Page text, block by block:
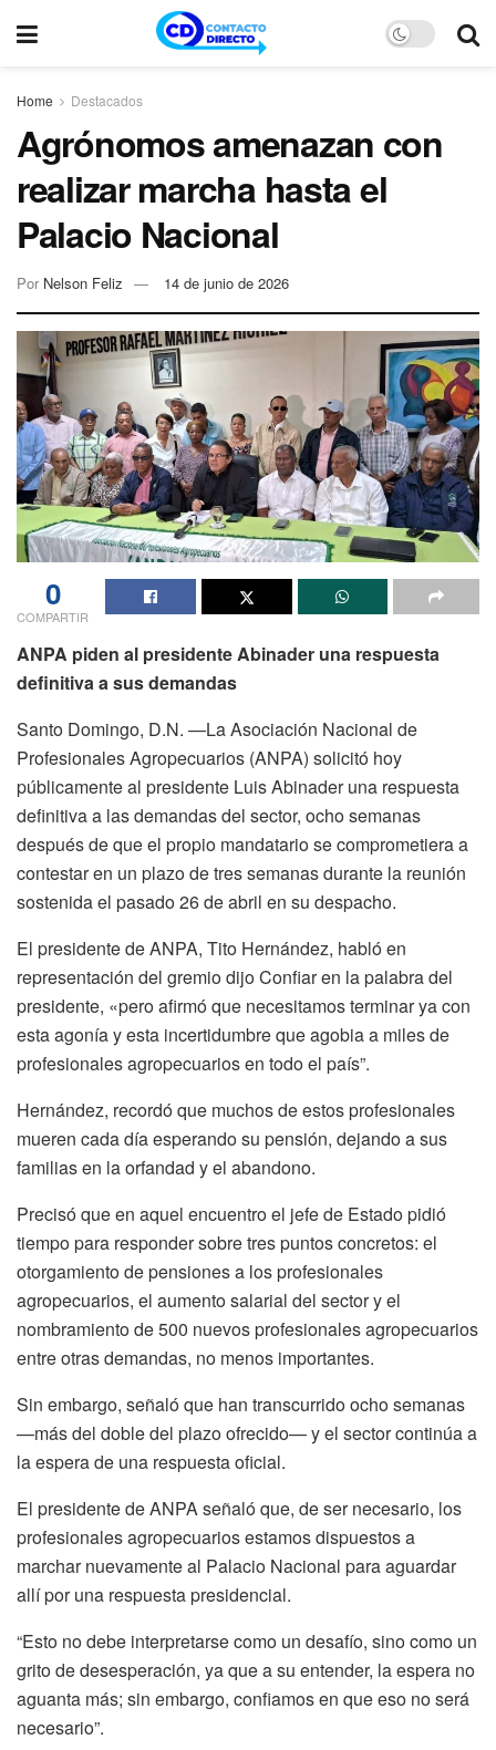
Home Destacados
Agrónomos amenazan con
realizar marcha hasta el
Palacio Nacional
Por Nelson Feliz 14 de junio de 2026
0
COMPARTIR
ANPA piden al presidente Abinader una respuesta
definitiva a sus demandas
Santo Domingo, D.N. —La Asociación Nacional de
Profesionales Agropecuarios (ANPA) solicitó hoy
públicamente al presidente Luis Abinader una respuesta
definitiva a las demandas del sector, ocho semanas
después de que el propio mandatario se comprometiera a
contestar en un plazo de tres semanas durante la reunión
sostenida el pasado 26 de abril en su despacho.
El presidente de ANPA, Tito Hernández, habló en
representación del gremio dijo Confiar en la palabra del
presidente, «pero afirmó que necesitamos terminar ya con
esta agonía y esta incertidumbre que agobia a miles de
profesionales agropecuarios en todo el país”.
Hernández, recordó que muchos de estos profesionales
mueren cada día esperando su pensión, dejando a sus
familias en la orfandad y el abandono.
Precisó que en aquel encuentro el jefe de Estado pidió
tiempo para responder sobre tres puntos concretos: el
otorgamiento de pensiones a los profesionales
agropecuarios, el aumento salarial del sector y el
nombramiento de 500 nuevos profesionales agropecuarios
entre otras demandas, no menos importantes.
Sin embargo, señaló que han transcurrido ocho semanas
—más del doble del plazo ofrecido— y el sector continúa a
la espera de una respuesta oficial.
El presidente de ANPA señaló que, de ser necesario, los
profesionales agropecuarios estamos dispuestos a
marchar nuevamente al Palacio Nacional para aguardar
allí por una respuesta presidencial.
“Esto no debe interpretarse como un desafío, sino como un
grito de desesperación, ya que a su entender, la espera no
aguanta más; sin embargo, confiamos en que eso no será
necesario”.